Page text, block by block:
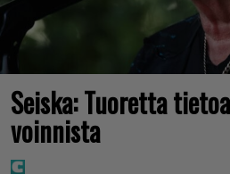
Seiska: Tuoretta
voinnista